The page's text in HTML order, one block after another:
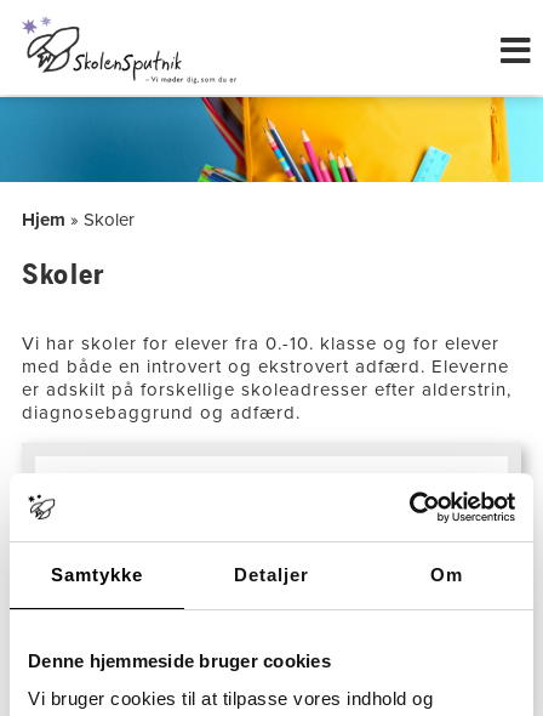
Samtykke Detaljer Om
Denne hjemmeside bruger cookies
Vi bruger cookies til at tilpasse vores indhold og
Hjem » Skoler
Skoler
Vi har skoler for elever fra 0.-10. klasse og for elever
med både en introvert og ekstrovert adfærd. Eleverne
er adskilt på forskellige skoleadresser efter alderstrin,
diagnosebaggrund og adfærd. ​
Her kan du se en oversigt over vores skoler for
Sjælland​